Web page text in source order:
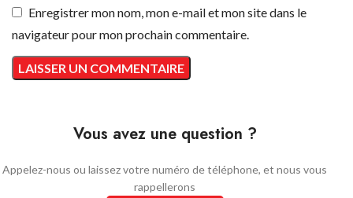
Enregistrer mon nom, mon e-mail et mon site dans le
navigateur pour mon prochain commentaire.
Vous avez une question ?
Appelez-nous ou laissez votre numéro de téléphone, et nous vous
rappellerons